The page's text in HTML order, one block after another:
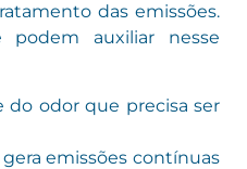
das emissões.
podem auxiliar nesse
do odor que precisa ser
emissões contínuas